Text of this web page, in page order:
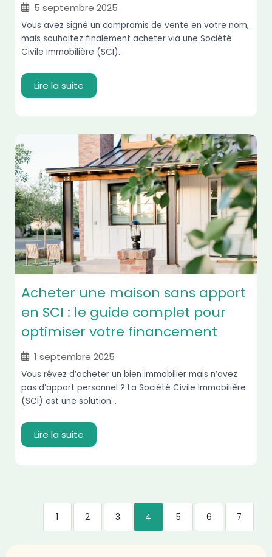
5 septembre 2025
Vous avez signé un compromis de vente en votre nom,
mais souhaitez finalement acheter via une Société
Civile Immobilière (SCI)...
Lire la suite
Acheter une maison sans apport
en SCI : le guide complet pour
optimiser votre financement
1 septembre 2025
Vous rêvez d’acheter un bien immobilier mais n’avez
pas d’apport personnel ? La Société Civile Immobilière
(SCI) est une solution...
Lire la suite
1 2 3 4 5 6 7